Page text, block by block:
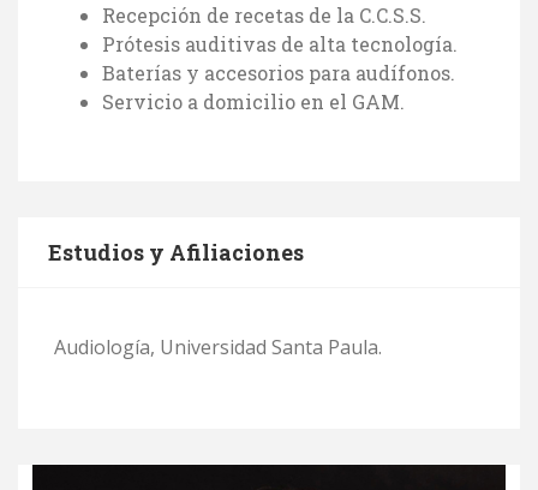
Recepción de recetas de la C.C.S.S.
Prótesis auditivas de alta tecnología.
Baterías y accesorios para audífonos.
Servicio a domicilio en el GAM.
Estudios y Afiliaciones
Audiología, Universidad Santa Paula.